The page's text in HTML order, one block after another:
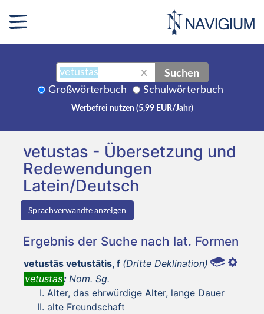
X Suchen
Großwörterbuch Schulwörterbuch
Werbefrei nutzen (5,99 EUR/Jahr)
vetustas - Übersetzung und
Redewendungen
Latein/Deutsch
Sprachverwandte anzeigen
Ergebnis der Suche nach lat. Formen
vetustās vetustātis, f (Dritte Deklination)
vetustas: Nom. Sg.
Alter, das ehrwürdige Alter, lange Dauer
alte Freundschaft